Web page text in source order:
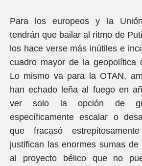
Para los europeos y la
tendrán que bailar al ritmo de
los hace verse más inútiles e
cuadro mayor de la geopolítica
Lo mismo va para la OTAN,
han echado leña al fuego en
ver solo la opción de
específicamente escalar o
que fracasó
justifican las enormes sumas de
al proyecto bélico que no